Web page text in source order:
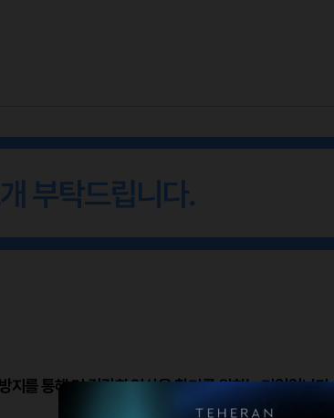
지를 통해 더 건강한 일상을 찾기를 원하는 기업입니다.